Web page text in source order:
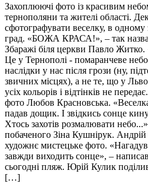
Захоплюючі фото із красивим
тернополяни та жителі області.
сфотографувати веселку, в одному
град. «БОЖА КРАСА!», – так
Збаражі біля церкви Павло
Це у Тернополі - помаранчеве
наслідки у нас після грози (ну,
звичних місцях), а не те, що у
усіх кольорів і відтінків не
фото Любов Красновська.
падав дощик. І звідкись сонце
Хтось захотів розмалювати
побаченого Зіна Кушнірук.
художнє мистецьке фото.
завжди виходить сонце», – написав
сьогодні пляж. Юрій Кулик
[…]